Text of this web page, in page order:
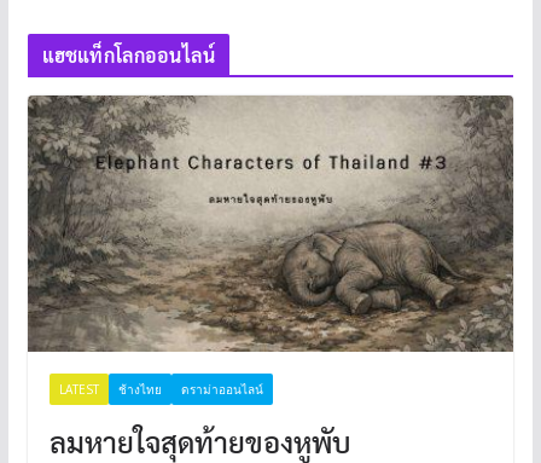
แฮชแท็กโลกออนไลน์
LATEST ช้างไทย ดราม่าออนไลน์
ลมหายใจสุดท้ายของหูพับ